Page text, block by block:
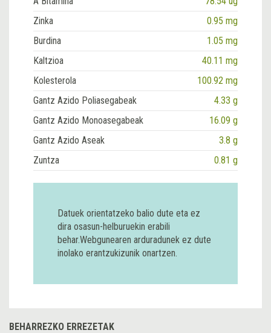
Zinka
0.95 mg
Burdina
1.05 mg
Kaltzioa
40.11 mg
Kolesterola
100.92 mg
Gantz Azido Poliasegabeak
4.33 g
Gantz Azido Monoasegabeak
16.09 g
Gantz Azido Aseak
3.8 g
Zuntza
0.81 g
Datuek orientatzeko balio dute eta ez
dira osasun-helburuekin erabili
behar.Webgunearen arduradunek ez dute
inolako erantzukizunik onartzen.
BEHARREZKO ERREZETAK